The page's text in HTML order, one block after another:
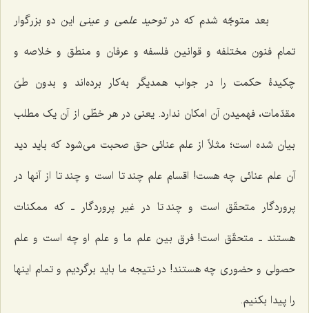
بعد متوجّه شدم که درتوحید علمی و عینی این دو بزرگوار
تمام فنون مختلفه و قوانین فلسفه و عرفان و منطق و خلاصه و
چکیدۀ حکمت را در جواب همدیگر به‌کار برده‌اند و بدون طیّ
مقدّمات، فهمیدن آن امکان ندارد. یعنی در هر خطّی از آن یک مطلب
بیان شده است؛ مثلاً از علم عنائی حق صحبت می‌شود که باید دید
آن علم عنائی چه هست! اقسام علم چند تا است و چند تا از آنها در
پروردگار متحقّق است و چند تا در غیر پروردگار ـ که ممکنات
هستند ـ متحقّق است! فرق بین علم ما و علم او چه است و علم
حصولی و حضوری چه هستند! در نتیجه ما باید برگردیم و تمام اینها
را پیدا بکنیم.